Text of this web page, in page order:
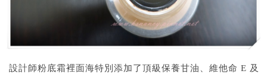
設計師粉底霜裡面海特別添加了頂級保養甘油、維他命 E 及